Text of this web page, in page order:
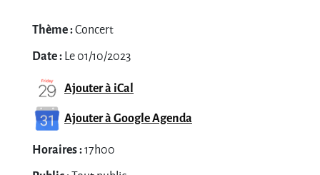
Thème :Concert
Date : Le 01/10/2023
Ajouter à iCal
Ajouter à Google Agenda
Horaires :17h00